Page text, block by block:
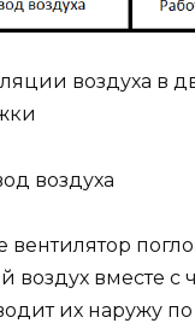
воздуха в
воздуха
вентилятор
воздух вместе с
их наружу по